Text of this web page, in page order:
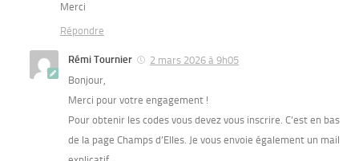
Merci
Répondre
Rémi Tournier
2 mars 2026 à 9h05
Bonjour,
Merci pour votre engagement !
Pour obtenir les codes vous devez vous inscrire. C’est en bas
de la page Champs d’Elles. Je vous envoie également un mail